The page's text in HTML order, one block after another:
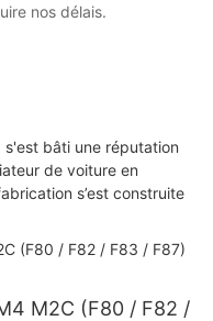
nos délais.
bâti une réputation
de voiture en
s’est construite
M2C (F80 / F82 /